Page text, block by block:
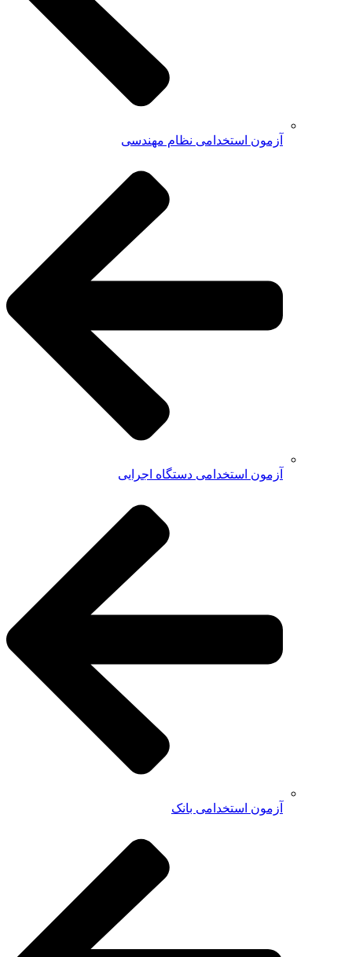
آزمون استخدامی نظام مهندسی
آزمون استخدامی دستگاه اجرایی
آزمون استخدامی بانک